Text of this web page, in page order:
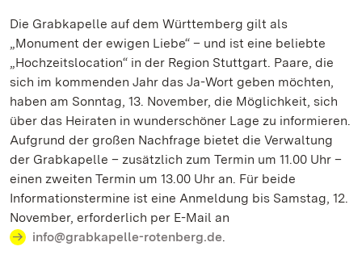
Die Grabkapelle auf dem Württemberg gilt als
„Monument der ewigen Liebe“ – und ist eine beliebte
„Hochzeitslocation“ in der Region Stuttgart. Paare, die
sich im kommenden Jahr das Ja-Wort geben möchten,
haben am Sonntag, 13. November, die Möglichkeit, sich
über das Heiraten in wunderschöner Lage zu informieren.
Aufgrund der großen Nachfrage bietet die Verwaltung
der Grabkapelle – zusätzlich zum Termin um 11.00 Uhr –
einen zweiten Termin um 13.00 Uhr an. Für beide
Informationstermine ist eine Anmeldung bis Samstag, 12.
November, erforderlich per E-Mail an
info@grabkapelle-rotenberg.de.